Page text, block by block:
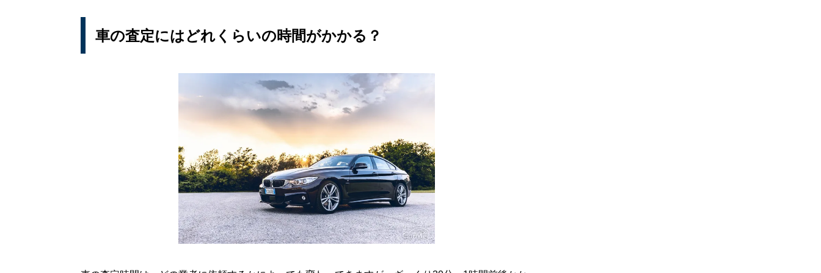
車の査定を受ける時の注意点
査定だけの場合はその旨を伝えておく
車の査定はどこで受けるのがおすすめ？
おすすめの車一括査定サイト3選
車の査定にはどれくらいの時間がかかる？